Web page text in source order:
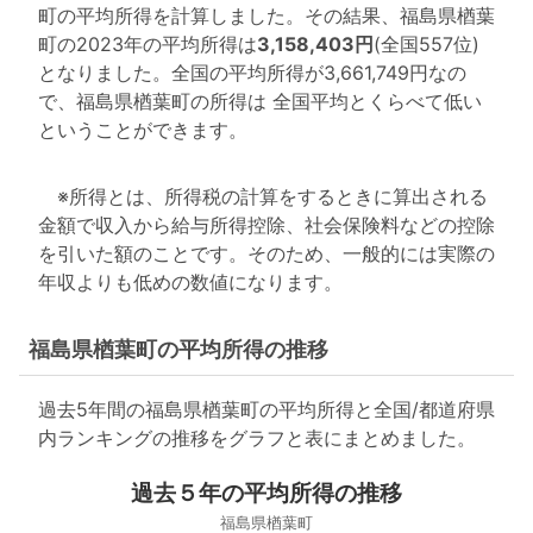
町の平均所得を計算しました。その結果、福島県楢葉
町の2023年の平均所得は3,158,403円(全国557位)
となりました。全国の平均所得が3,661,749円なの
で、福島県楢葉町の所得は 全国平均とくらべて低い
ということができます。
※所得とは、所得税の計算をするときに算出される
金額で収入から給与所得控除、社会保険料などの控除
を引いた額のことです。そのため、一般的には実際の
年収よりも低めの数値になります。
福島県楢葉町の平均所得の推移
過去5年間の福島県楢葉町の平均所得と全国/都道府県
内ランキングの推移をグラフと表にまとめました。
過去５年の平均所得の推移
福島県楢葉町